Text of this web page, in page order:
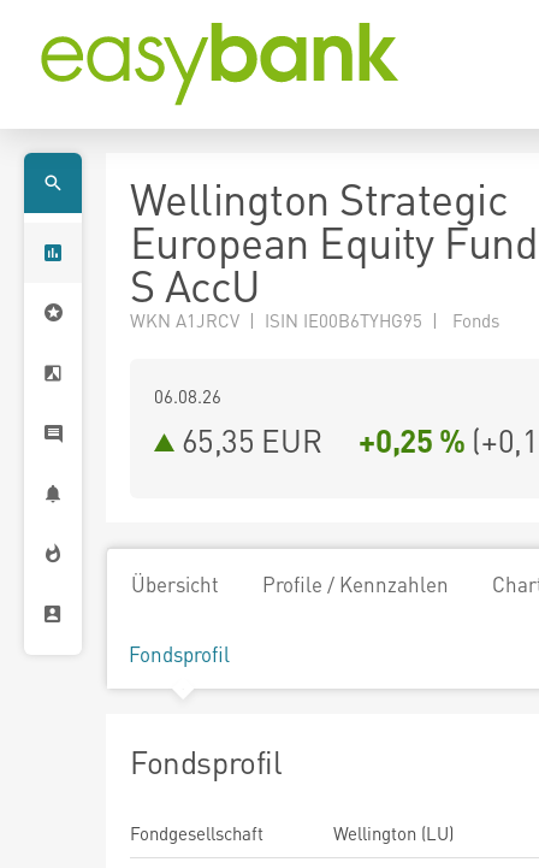
Wellington Strategic
European Equity
S AccU
WKN A1JRCV | ISIN IE00B6TYHG95 | Fonds
06.08.26
65,35 EUR +0,25 % (
Übersicht Profile / Kennzahlen
Fondsprofil
Fondsprofil
Fondgesellschaft
Wellington (LU)